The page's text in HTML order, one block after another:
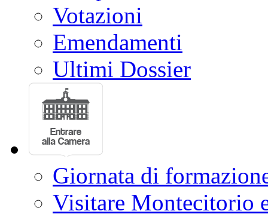
Interrogazioni,
interpellanze, etc.
Votazioni
Emendamenti
Ultimi Dossier